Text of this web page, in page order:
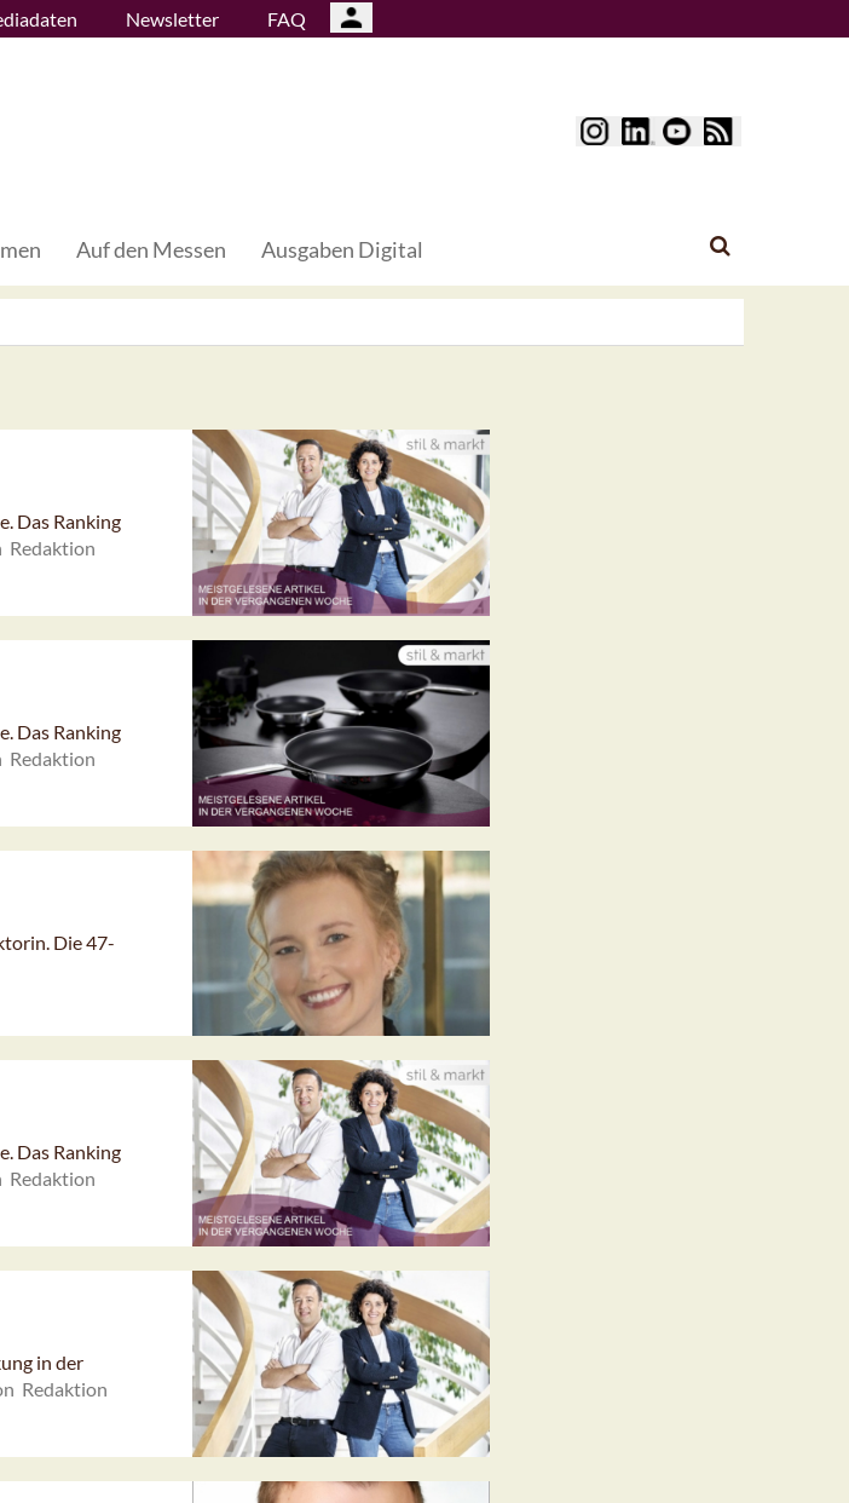
Newsletter FAQ
Auf den Messen Ausgaben Digital
Das Ranking
Redaktion
Das Ranking
Redaktion
Die 47-
Das Ranking
Redaktion
in der
Redaktion